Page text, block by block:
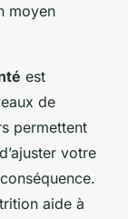
moyen
est
de
permettent
votre
aide à